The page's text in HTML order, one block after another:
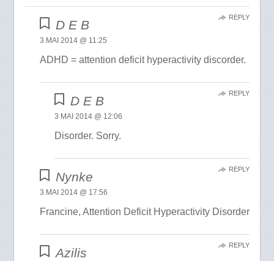
D E B
3 MAI 2014 @ 11:25
ADHD = attention deficit hyperactivity discorder.
REPLY
D E B
3 MAI 2014 @ 12:06
Disorder. Sorry.
REPLY
Nynke
3 MAI 2014 @ 17:56
Francine, Attention Deficit Hyperactivity Disorder
REPLY
Azilis
REPLY